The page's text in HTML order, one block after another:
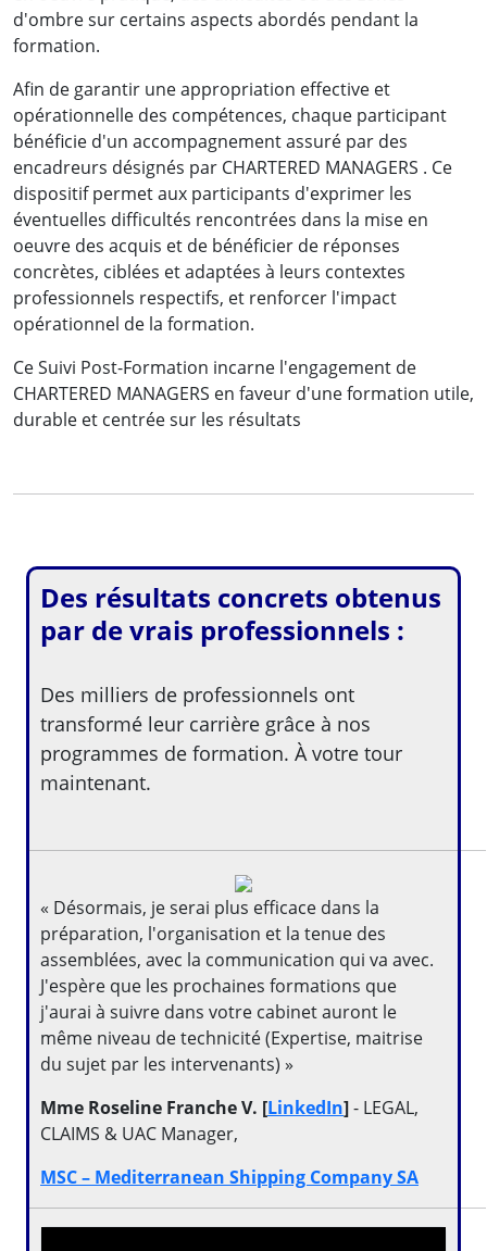
d'ombre sur certains aspects abordés pendant la
formation.
Afin de garantir une appropriation effective et
opérationnelle des compétences, chaque participant
bénéficie d'un accompagnement assuré par des
encadreurs désignés par CHARTERED MANAGERS . Ce
dispositif permet aux participants d'exprimer les
éventuelles difficultés rencontrées dans la mise en
oeuvre des acquis et de bénéficier de réponses
concrètes, ciblées et adaptées à leurs contextes
professionnels respectifs, et renforcer l'impact
opérationnel de la formation.
Ce Suivi Post-Formation incarne l'engagement de
CHARTERED MANAGERS en faveur d'une formation utile,
durable et centrée sur les résultats
Des résultats concrets obtenus
par de vrais professionnels :
Des milliers de professionnels ont
transformé leur carrière grâce à nos
programmes de formation. À votre tour
maintenant.
« Désormais, je serai plus efficace dans la
préparation, l'organisation et la tenue des
assemblées, avec la communication qui va avec.
J'espère que les prochaines formations que
j'aurai à suivre dans votre cabinet auront le
même niveau de technicité (Expertise, maitrise
du sujet par les intervenants) »
Mme Roseline Franche V. [LinkedIn]- LEGAL,
CLAIMS & UAC Manager,
MSC – Mediterranean Shipping Company SA